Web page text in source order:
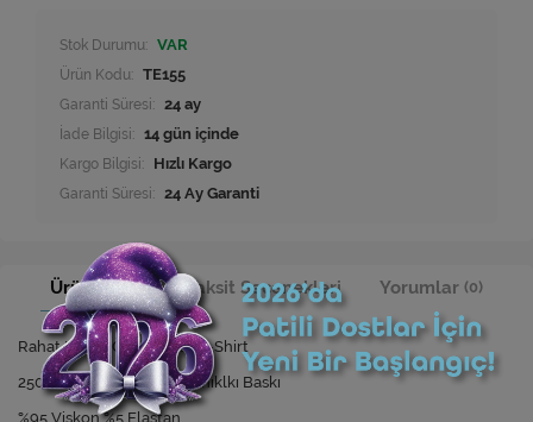
Stok Durumu: VAR
Ürün Kodu: TE155
Garanti Süresi: 24 ay
İade Bilgisi:
Kargo Bilgisi: Hızlı Kargo
Garanti Süresi: 24 Ay Garanti
Ürün Bilgisi Taksit Seçenekleri Yorumlar (0)
Rahat Kesim Özel Baskılı T-Shirt
250 Yıkamaya Kadar Dayanıklkı Baskı
%95 Viskon %5 Elastan